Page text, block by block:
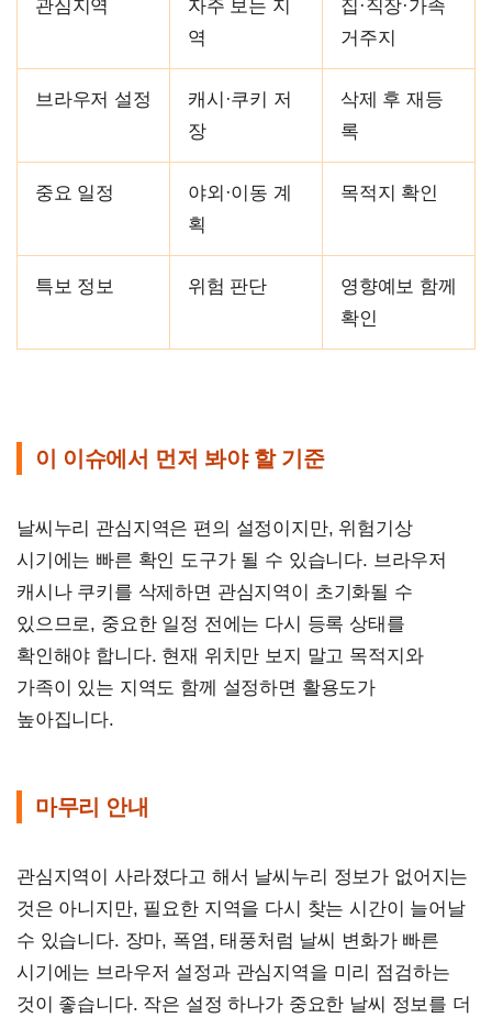
관심지역
자주 보는 지
역
집·직장·가족
거주지
브라우저 설정
캐시·쿠키 저
장
삭제 후 재등
록
중요 일정
야외·이동 계
획
목적지 확인
특보 정보 위험 판단
영향예보 함께
확인
이 이슈에서 먼저 봐야 할 기준
날씨누리 관심지역은 편의 설정이지만, 위험기상
시기에는 빠른 확인 도구가 될 수 있습니다. 브라우저
캐시나 쿠키를 삭제하면 관심지역이 초기화될 수
있으므로, 중요한 일정 전에는 다시 등록 상태를
확인해야 합니다. 현재 위치만 보지 말고 목적지와
가족이 있는 지역도 함께 설정하면 활용도가
높아집니다.
마무리 안내
관심지역이 사라졌다고 해서 날씨누리 정보가 없어지는
것은 아니지만, 필요한 지역을 다시 찾는 시간이 늘어날
수 있습니다. 장마, 폭염, 태풍처럼 날씨 변화가 빠른
시기에는 브라우저 설정과 관심지역을 미리 점검하는
것이 좋습니다. 작은 설정 하나가 중요한 날씨 정보를 더